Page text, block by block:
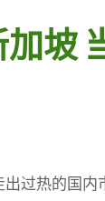
坡
出过热的国内